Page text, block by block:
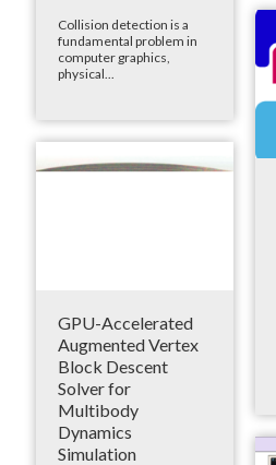
Collision detection is a
fundamental problem in
computer graphics,
physical...
GPU-Accelerated
Augmented Vertex
Block Descent
Solver for
Multibody
Dynamics
Simulation